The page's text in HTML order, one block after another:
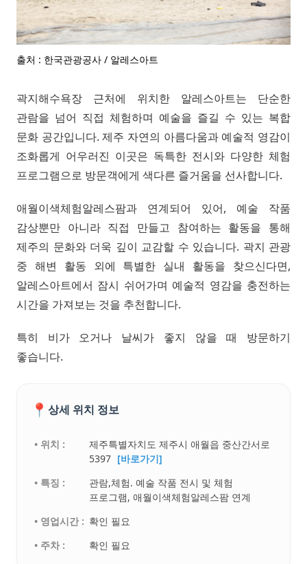
출처 : 한국관광공사 / 알레스아트
곽지해수욕장 근처에 위치한 알레스아트는 단순한
관람을 넘어 직접 체험하며 예술을 즐길 수 있는 복합
문화 공간입니다. 제주 자연의 아름다움과 예술적 영감이
조화롭게 어우러진 이곳은 독특한 전시와 다양한 체험
프로그램으로 방문객에게 색다른 즐거움을 선사합니다.
애월이색체험알레스팜과 연계되어 있어, 예술 작품
감상뿐만 아니라 직접 만들고 참여하는 활동을 통해
제주의 문화와 더욱 깊이 교감할 수 있습니다. 곽지 관광
중 해변 활동 외에 특별한 실내 활동을 찾으신다면,
알레스아트에서 잠시 쉬어가며 예술적 영감을 충전하는
시간을 가져보는 것을 추천합니다.
특히 비가 오거나 날씨가 좋지 않을 때 방문하기
좋습니다.
📍 상세 위치 정보
• 위치 :
제주특별자치도 제주시 애월읍 중산간서로
5397 [바로가기]
• 특징 :
관람,체험. 예술 작품 전시 및 체험
프로그램, 애월이색체험알레스팜 연계
• 영업시간 : 확인 필요
• 주차 :
확인 필요